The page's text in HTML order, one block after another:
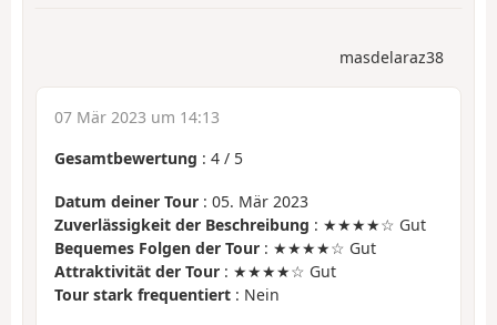
masdelaraz38
07 Mär 2023 um 14:13
Gesamtbewertung : 4 / 5
Datum deiner Tour : 05. Mär 2023
Zuverlässigkeit der Beschreibung : ★★★★☆ Gut
Bequemes Folgen der Tour : ★★★★☆ Gut
Attraktivität der Tour : ★★★★☆ Gut
Tour stark frequentiert : Nein